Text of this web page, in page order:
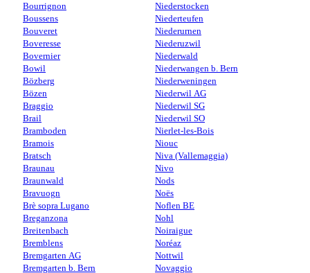
Bourrignon
Boussens
Bouveret
Boveresse
Bovernier
Bowil
Bözberg
Bözen
Braggio
Brail
Bramboden
Bramois
Bratsch
Braunau
Braunwald
Bravuogn
Brè sopra Lugano
Breganzona
Breitenbach
Bremblens
Bremgarten AG
Bremgarten b. Bern
Niederstocken
Niederteufen
Niederurnen
Niederuzwil
Niederwald
Niederwangen b. Bern
Niederweningen
Niederwil AG
Niederwil SG
Niederwil SO
Nierlet-les-Bois
Niouc
Niva (Vallemaggia)
Nivo
Nods
Noës
Noflen BE
Nohl
Noiraigue
Noréaz
Nottwil
Novaggio